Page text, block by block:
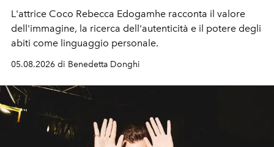
L'attrice Coco Rebecca Edogamhe racconta il valore
dell'immagine, la ricerca dell'autenticità e il potere degli
abiti come linguaggio personale.
05.08.2026 di Benedetta Donghi